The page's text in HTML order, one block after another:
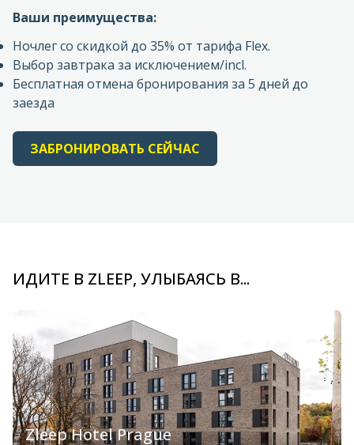
Ваши преимущества:
Ночлег со скидкой до 35% от тарифа Flex.
Выбор завтрака за исключением/incl.
Бесплатная отмена бронирования за 5 дней до
заезда
ЗАБРОНИРОВАТЬ СЕЙЧАС
ИДИТЕ В ZLEEP, УЛЫБАЯСЬ В...
Zleep Hotel Prague